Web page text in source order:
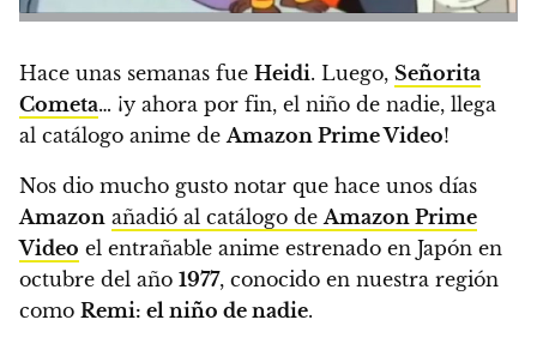
Hace unas semanas fue Heidi. Luego, Señorita
Cometa… ¡y ahora por fin, el niño de nadie, llega
al catálogo anime deAmazon Prime Video!
Nos dio mucho gusto notar que hace unos días
Amazon añadió al catálogo deAmazon Prime
Video el entrañable anime estrenado en Japón en
octubre del año 1977, conocido en nuestra región
como Remi: el niño de nadie.